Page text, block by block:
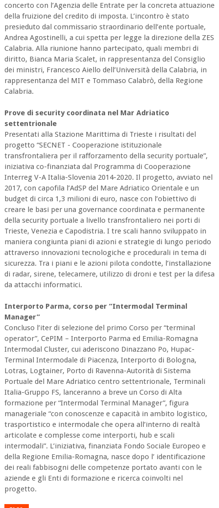
concerto con l’Agenzia delle Entrate per la concreta attuazione
della fruizione del credito di imposta. L’incontro è stato
presieduto dal commissario straordinario dell’ente portuale,
Andrea Agostinelli, a cui spetta per legge la direzione della ZES
Calabria. Alla riunione hanno partecipato, quali membri di
diritto, Bianca Maria Scalet, in rappresentanza del Consiglio
dei ministri, Francesco Aiello dell’Università della Calabria, in
rappresentanza del MIT e Tommaso Calabrò, della Regione
Calabria.
Prove di security coordinata nel Mar Adriatico
settentrionale
Presentati alla Stazione Marittima di Trieste i risultati del
progetto “SECNET - Cooperazione istituzionale
transfrontaliera per il rafforzamento della security portuale”,
iniziativa co-finanziata dal Programma di Cooperazione
Interreg V-A Italia-Slovenia 2014-2020. Il progetto, avviato nel
2017, con capofila l’AdSP del Mare Adriatico Orientale e un
budget di circa 1,3 milioni di euro, nasce con l’obiettivo di
creare le basi per una governance coordinata e permanente
della security portuale a livello transfrontaliero nei porti di
Trieste, Venezia e Capodistria. I tre scali hanno sviluppato in
maniera congiunta piani di azioni e strategie di lungo periodo
attraverso innovazioni tecnologiche e procedurali in tema di
sicurezza. Tra i piani e le azioni pilota condotte, l’installazione
di radar, sirene, telecamere, utilizzo di droni e test per la difesa
da attacchi informatici.
Interporto Parma, corso per “Intermodal Terminal
Manager”
Concluso l’iter di selezione del primo Corso per “terminal
operator”, CePIM – Interporto Parma ed Emilia-Romagna
Intermodal Cluster, cui aderiscono Dinazzano Po, Hupac-
Terminal Intermodale di Piacenza, Interporto di Bologna,
Lotras, Logtainer, Porto di Ravenna-Autorità di Sistema
Portuale del Mare Adriatico centro settentrionale, Terminali
Italia-Gruppo FS, lanceranno a breve un Corso di Alta
formazione per “Intermodal Terminal Manager”, figura
manageriale “con conoscenze e capacità in ambito logistico,
trasportistico e intermodale che opera all’interno di realtà
articolate e complesse come interporti, hub e scali
intermodali”. L’iniziativa, finanziata Fondo Sociale Europeo e
della Regione Emilia-Romagna, nasce dopo l’ identificazione
dei reali fabbisogni delle competenze portato avanti con le
aziende e gli Enti di formazione e ricerca coinvolti nel
progetto.